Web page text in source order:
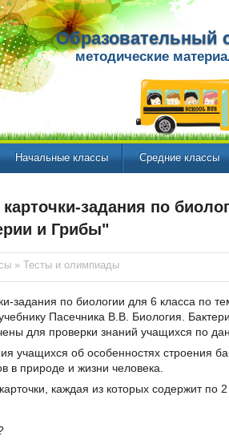
Образовательный
методические
Начальные классы Средние классы
задания по
и Грибы"
» Тесты и олимпиады
задания по биологии для 6 класса по
Пасечника В.В. Биология.
для проверки знаний учащихся по
учащихся об особенностях строения
в природе и жизни человека.
каждая из которых содержит по